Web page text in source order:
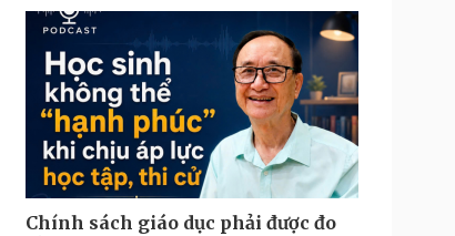
Chính sách giáo dục phải được đo